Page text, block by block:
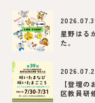
星野はる
た。
【登壇
区教員研